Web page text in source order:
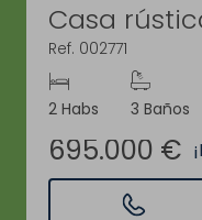
Casa
Ref. 002771
2 Habs 3 Baños
695.000 €